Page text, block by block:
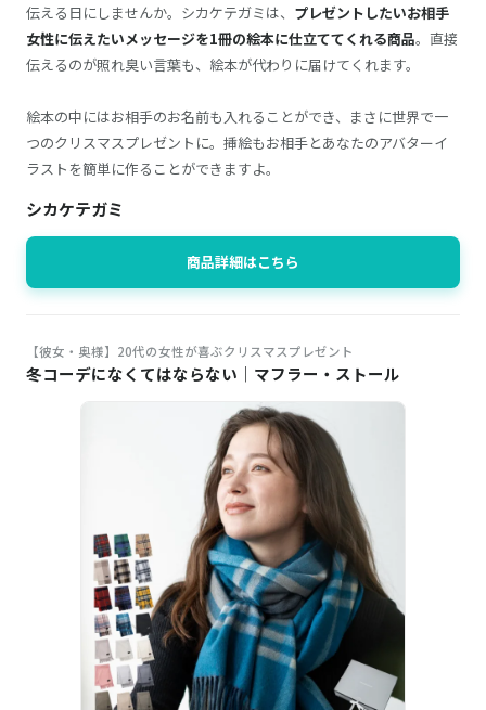
伝える日にしませんか。シカケテガミは、 プレゼントしたいお相手
女性に伝えたいメッセージを1冊の絵本に仕立ててくれる商品。直接
伝えるのが照れ臭い言葉も、絵本が代わりに届けてくれます。
絵本の中にはお相手のお名前も入れることができ、まさに世界で一
つのクリスマスプレゼントに。挿絵もお相手とあなたのアバターイ
ラストを簡単に作ることができますよ。
シカケテガミ
商品詳細はこちら
【彼女・奥様】20代の女性が喜ぶクリスマスプレゼント
冬コーデになくてはならない｜マフラー・ストール